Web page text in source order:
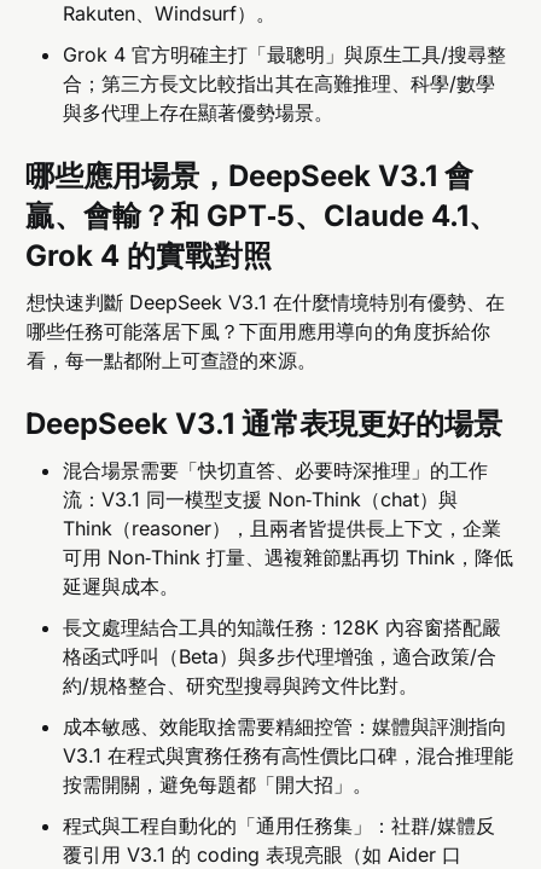
Rakuten、Windsurf）。
Grok 4 官方明確主打「最聰明」與原生工具/搜尋整
合；第三方長文比較指出其在高難推理、科學/數學
與多代理上存在顯著優勢場景。
哪些應用場景，DeepSeek V3.1 會
贏、會輸？和 GPT‑5、Claude 4.1、
Grok 4 的實戰對照
想快速判斷 DeepSeek V3.1 在什麼情境特別有優勢、在
哪些任務可能落居下風？下面用應用導向的角度拆給你
看，每一點都附上可查證的來源。
DeepSeek V3.1 通常表現更好的場景
混合場景需要「快切直答、必要時深推理」的工作
流：V3.1 同一模型支援 Non‑Think（chat）與
Think（reasoner），且兩者皆提供長上下文，企業
可用 Non‑Think 打量、遇複雜節點再切 Think，降低
延遲與成本。
長文處理結合工具的知識任務：128K 內容窗搭配嚴
格函式呼叫（Beta）與多步代理增強，適合政策/合
約/規格整合、研究型搜尋與跨文件比對。
成本敏感、效能取捨需要精細控管：媒體與評測指向
V3.1 在程式與實務任務有高性價比口碑，混合推理能
按需開關，避免每題都「開大招」。
程式與工程自動化的「通用任務集」：社群/媒體反
覆引用 V3.1 的 coding 表現亮眼（如 Aider 口